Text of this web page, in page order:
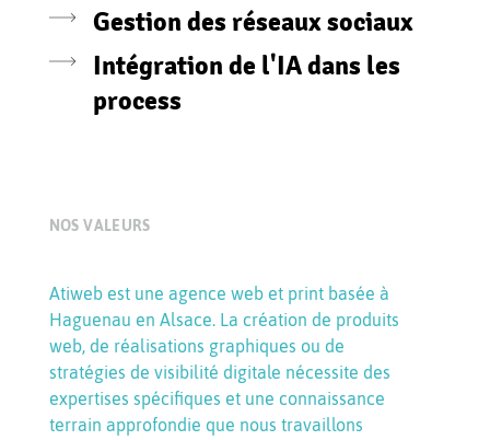
Gestion des réseaux sociaux
Intégration de l'IA dans les
process
NOS VALEURS
Atiweb est une agence web et print basée à
Haguenau en Alsace. La création de produits
web, de réalisations graphiques ou de
stratégies de visibilité digitale nécessite des
expertises spécifiques et une connaissance
terrain approfondie que nous travaillons